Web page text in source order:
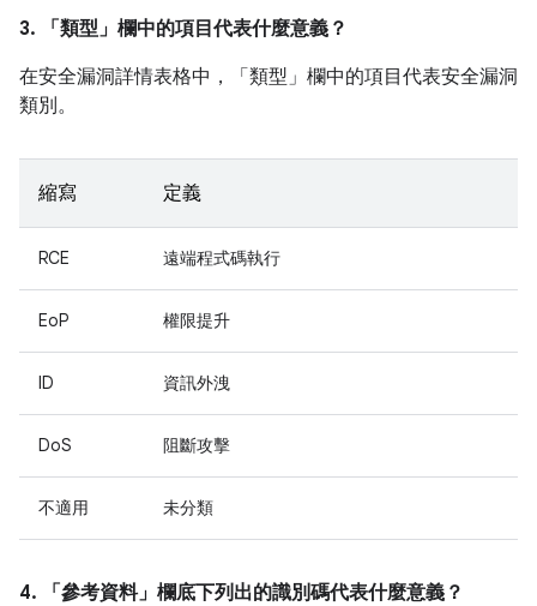
3. 「類型」 欄中的項目代表什麼意義？
在安全漏洞詳情表格中，「類型」 欄中的項目代表安全漏洞
類別。
縮寫 定義
RCE 遠端程式碼執行
EoP 權限提升
ID 資訊外洩
DoS 阻斷攻擊
不適用 未分類
4. 「參考資料」 欄底下列出的識別碼代表什麼意義？